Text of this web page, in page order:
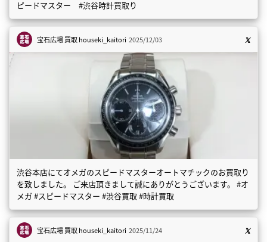
ピードマスター #渋谷時計買取り
宝石広場 買取houseki_kaitori 2025/12/03
渋谷本店にてオメガのスピードマスターオートマチックのお買取り
を致しました。 ご来店頂きまして誠にありがとうございます。 #オ
メガ #スピードマスター #渋谷買取 #時計買取
宝石広場 買取houseki_kaitori 2025/11/24